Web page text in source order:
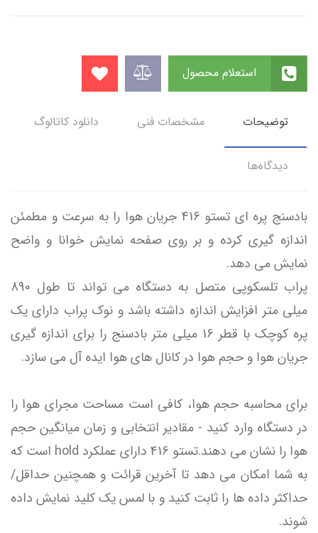
توضیحات مشخصات فنی دانلود کاتالوگ
دیدگاه‌ها
بادسنج پره ای تستو 416 جریان هوا را به سرعت و مطمئن
اندازه گیری کرده و بر روی صفحه نمایش خوانا و واضح
نمایش می دهد.
پراب تلسکوپی متصل به دستگاه می تواند تا طول 890
میلی متر افزایش اندازه داشته باشد و نوک پراب دارای یک
پره کوچک با قطر 16 میلی متر بادسنج را برای اندازه گیری
جریان هوا و حجم هوا در کانال های هوا ایده آل می سازد.
برای محاسبه حجم هوا، کافی است مساحت مجرای هوا را
در دستگاه وارد کنید - مقادیر انتخابی و زمان میانگین حجم
هوا را نشان می دهند.تستو 416 دارای عملکرد hold است که
به شما امکان می دهد تا آخرین قرائت و همچنین حداقل/
حداکثر داده ها را ثابت کنید و با لمس یک کلید نمایش داده
شوند.